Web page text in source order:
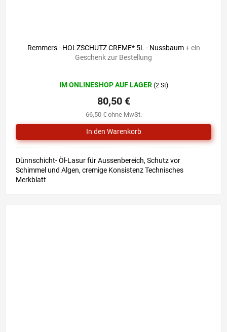
Remmers - HOLZSCHUTZ CREME* 5L - Nussbaum+ ein
Geschenk zur Bestellung
durchschnittliche
Produktbewertung
ist
5,0
von
5
Sternen.
IM ONLINESHOP AUF LAGER (2 St)
66,50 € ohne MwSt.
80,50 €
Dünnschicht- Öl-Lasur für Aussenbereich, Schutz vor
Schimmel und Algen, cremige Konsistenz Technisches
Merkblatt